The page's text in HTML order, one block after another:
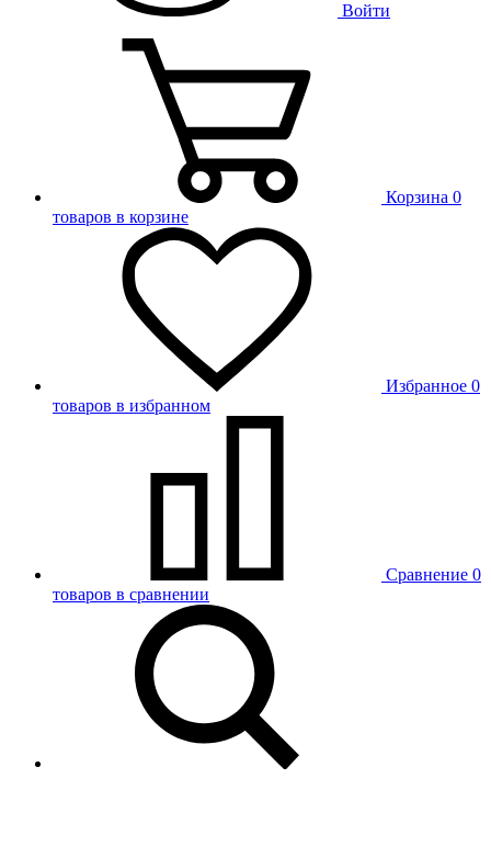
Войти
Корзина 0
товаров в корзине
Избранное 0
товаров в избранном
Сравнение 0
товаров в сравнении